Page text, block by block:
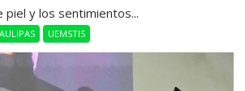
y los sentimientos...
UEMSTIS